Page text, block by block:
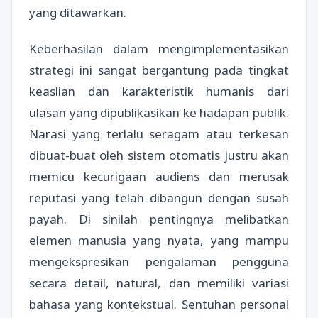
yang ditawarkan.
Keberhasilan dalam mengimplementasikan
strategi ini sangat bergantung pada tingkat
keaslian dan karakteristik humanis dari
ulasan yang dipublikasikan ke hadapan publik.
Narasi yang terlalu seragam atau terkesan
dibuat-buat oleh sistem otomatis justru akan
memicu kecurigaan audiens dan merusak
reputasi yang telah dibangun dengan susah
payah. Di sinilah pentingnya melibatkan
elemen manusia yang nyata, yang mampu
mengekspresikan pengalaman pengguna
secara detail, natural, dan memiliki variasi
bahasa yang kontekstual. Sentuhan personal